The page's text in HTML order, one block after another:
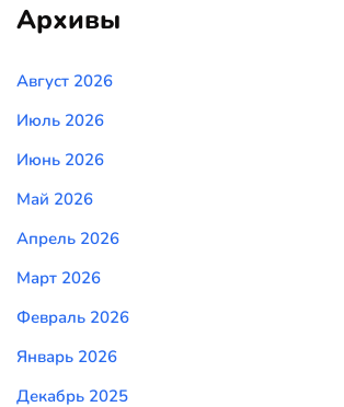
Архивы
Август 2026
Июль 2026
Июнь 2026
Май 2026
Апрель 2026
Март 2026
Февраль 2026
Январь 2026
Декабрь 2025